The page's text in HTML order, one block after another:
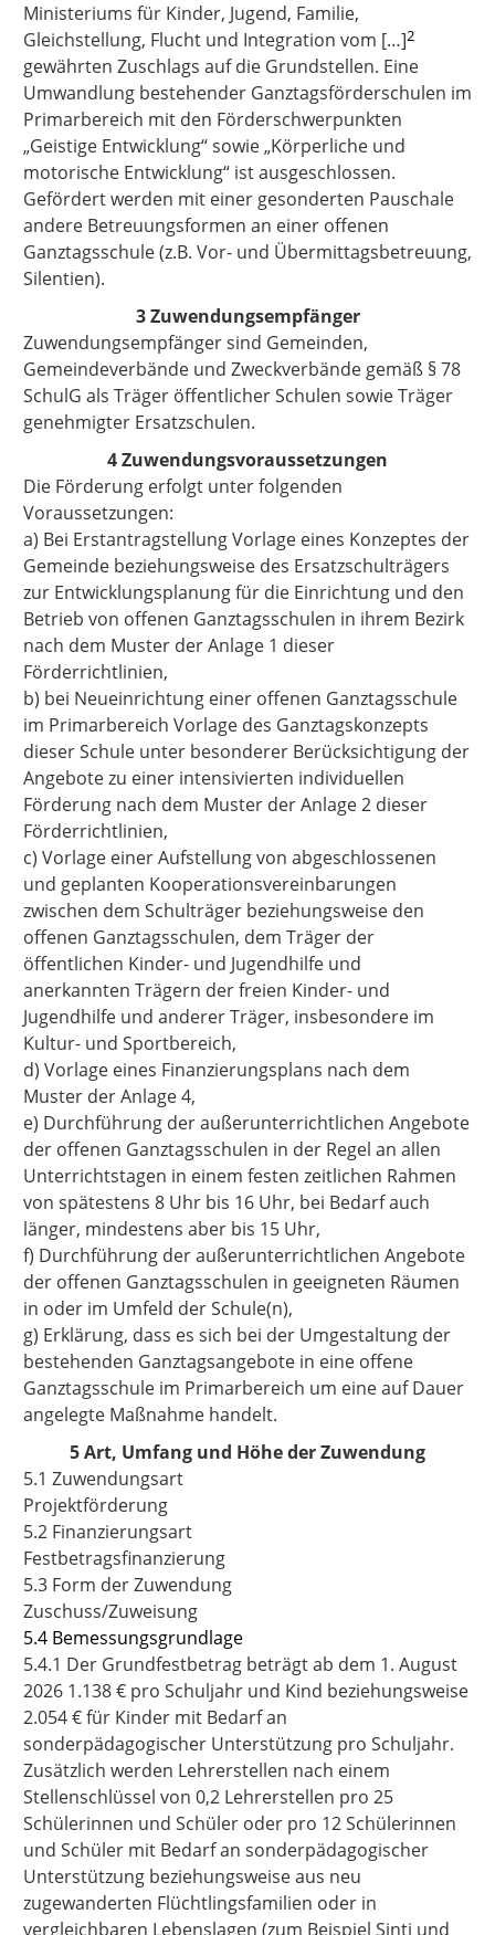
Ministeriums für Kinder, Jugend, Familie,
Gleichstellung, Flucht und Integration vom […]2
gewährten Zuschlags auf die Grundstellen. Eine
Umwandlung bestehender Ganztagsförderschulen im
Primarbereich mit den Förderschwerpunkten
„Geistige Entwicklung“ sowie „Körperliche und
motorische Entwicklung“ ist ausgeschlossen.
Gefördert werden mit einer gesonderten Pauschale
andere Betreuungsformen an einer offenen
Ganztagsschule (z.B. Vor- und Übermittagsbetreuung,
Silentien).
3 Zuwendungsempfänger
Zuwendungsempfänger sind Gemeinden,
Gemeindeverbände und Zweckverbände gemäß § 78
SchulG als Träger öffentlicher Schulen sowie Träger
genehmigter Ersatzschulen.
4 Zuwendungsvoraussetzungen
Die Förderung erfolgt unter folgenden
Voraussetzungen:
a) Bei Erstantragstellung Vorlage eines Konzeptes der
Gemeinde beziehungsweise des Ersatzschulträgers
zur Entwicklungsplanung für die Einrichtung und den
Betrieb von offenen Ganztagsschulen in ihrem Bezirk
nach dem Muster der Anlage 1 dieser
Förderrichtlinien,
b) bei Neueinrichtung einer offenen Ganztagsschule
im Primarbereich Vorlage des Ganztagskonzepts
dieser Schule unter besonderer Berücksichtigung der
Angebote zu einer intensivierten individuellen
Förderung nach dem Muster der Anlage 2 dieser
Förderrichtlinien,
c) Vorlage einer Aufstellung von abgeschlossenen
und geplanten Kooperationsvereinbarungen
zwischen dem Schulträger beziehungsweise den
offenen Ganztagsschulen, dem Träger der
öffentlichen Kinder- und Jugendhilfe und
anerkannten Trägern der freien Kinder- und
Jugendhilfe und anderer Träger, insbesondere im
Kultur- und Sportbereich,
d) Vorlage eines Finanzierungsplans nach dem
Muster der Anlage 4,
e) Durchführung der außerunterrichtlichen Angebote
der offenen Ganztagsschulen in der Regel an allen
Unterrichtstagen in einem festen zeitlichen Rahmen
von spätestens 8 Uhr bis 16 Uhr, bei Bedarf auch
länger, mindestens aber bis 15 Uhr,
f) Durchführung der außerunterrichtlichen Angebote
der offenen Ganztagsschulen in geeigneten Räumen
in oder im Umfeld der Schule(n),
g) Erklärung, dass es sich bei der Umgestaltung der
bestehenden Ganztagsangebote in eine offene
Ganztagsschule im Primarbereich um eine auf Dauer
angelegte Maßnahme handelt.
5 Art, Umfang und Höhe der Zuwendung
5.1 Zuwendungsart
Projektförderung
5.2 Finanzierungsart
Festbetragsfinanzierung
5.3 Form der Zuwendung
Zuschuss/Zuweisung
5.4 Bemessungsgrundlage
5.4.1 Der Grundfestbetrag beträgt ab dem 1. August
2026 1.138 € pro Schuljahr und Kind beziehungsweise
2.054 € für Kinder mit Bedarf an
sonderpädagogischer Unterstützung pro Schuljahr.
Zusätzlich werden Lehrerstellen nach einem
Stellenschlüssel von 0,2 Lehrerstellen pro 25
Schülerinnen und Schüler oder pro 12 Schülerinnen
und Schüler mit Bedarf an sonderpädagogischer
Unterstützung beziehungsweise aus neu
zugewanderten Flüchtlingsfamilien oder in
vergleichbaren Lebenslagen (zum Beispiel Sinti und